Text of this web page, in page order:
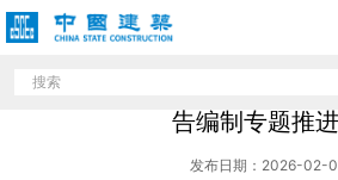
中国建筑召开2026年信息披
告编制专题推
发布日期：2026-02-